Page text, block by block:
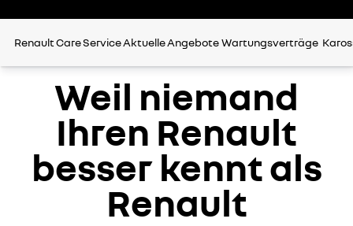
Renault Care Service Aktuelle AngeboteWartungsverträge
Weil niemand
Ihren Renault
besser kennt als
Renault